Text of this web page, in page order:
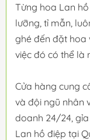
Từng hoa Lan
lưỡng, tỉ mẫn,
ghé đến đặt hoa
việc đó có thể là
Cửa hàng cung
và đội ngũ nhân
doanh 24/24,
Lan hồ điệp tại